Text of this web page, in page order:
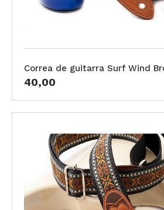
Correa de guitarra Surf Wind
40,00